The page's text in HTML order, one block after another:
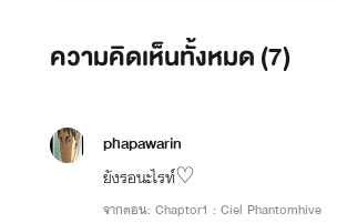
ความคิดเห็นทั้งหมด (7)
phapawarin
ยังรอนะไรท์♡
จากตอน: Chaptor1 : Ciel Phantomhive